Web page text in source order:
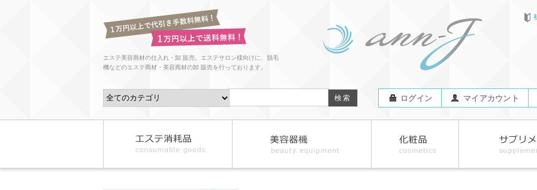
エステ美容商材の仕入れ・卸 販売。エステサロン様向けに、脱毛
機などのエステ商材・美容商材の卸 販売を行っております。
ログイン マイアカウント